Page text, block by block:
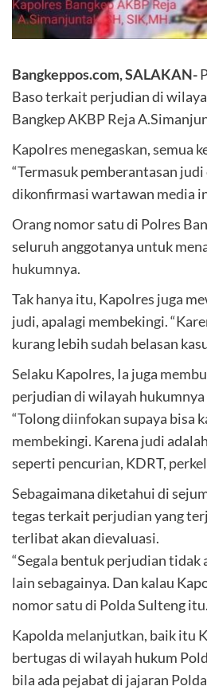
Bangkeppos.com, SALAKAN-
Baso terkait perjudian di
Bangkep AKBP Reja
Kapolres menegaskan, semua
“Termasuk pemberantasan
dikonfirmasi wartawan media
Orang nomor satu di Polres
seluruh anggotanya untuk
hukumnya.
Tak hanya itu, Kapolres juga
judi, apalagi membekingi.
kurang lebih sudah belasan
Selaku Kapolres, Ia juga
perjudian di wilayah hukumnya
“Tolong diinfokan supaya bisa
membekingi. Karena judi
seperti pencurian, KDRT,
Sebagaimana diketahui di
tegas terkait perjudian yang
terlibat akan dievaluasi.
“Segala bentuk perjudian
lain sebagainya. Dan kalau
nomor satu di Polda Sulteng itu.
Kapolda melanjutkan, baik itu
bertugas di wilayah hukum
bila ada pejabat di jajaran